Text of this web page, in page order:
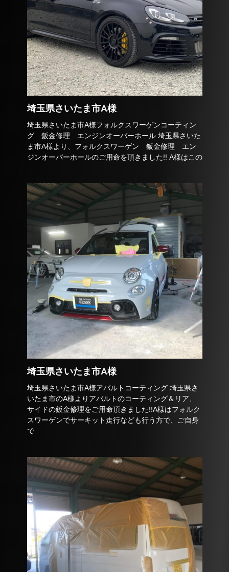
埼玉県さいたま市A様
埼玉県さいたま市A様フォルクスワーゲンコーティン
グ 鈑金修理 エンジンオーバーホール 埼玉県さいた
ま市A様より、フォルクスワーゲン 鈑金修理 エン
ジンオーバーホールのご用命を頂きました!! A様はこの
埼玉県さいたま市A様
埼玉県さいたま市A様アバルトコーティング 埼玉県さ
いたま市のA様よりアバルトのコーティング＆リア、
サイドの鈑金修理をご用命頂きました!!A様はフォルク
スワーゲンでサーキット走行なども行う方で、ご自身
で